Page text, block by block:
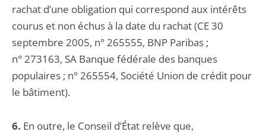
rachat d’une obligation qui correspond aux intérêts
courus et non échus à la date du rachat (CE 30
septembre 2005, n° 265555, BNP Paribas ;
n° 273163, SA Banque fédérale des banques
populaires ; n° 265554, Société Union de crédit pour
le bâtiment).
6. En outre, le Conseil d’État relève que,